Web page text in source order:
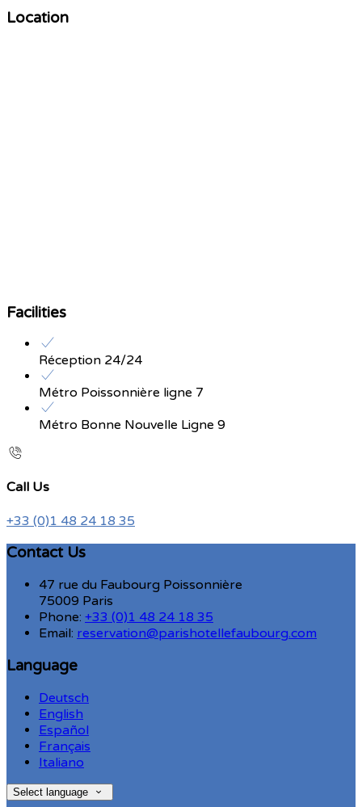
Location
Facilities
Réception 24/24
Métro Poissonnière ligne 7
Métro Bonne Nouvelle Ligne 9
Call Us
+33 (0)1 48 24 18 35
Contact Us
47 rue du Faubourg Poissonnière
75009 Paris
Phone: +33 (0)1 48 24 18 35
Email: reservation@parishotellefaubourg.com
Language
Deutsch
English
Español
Français
Italiano
Select language